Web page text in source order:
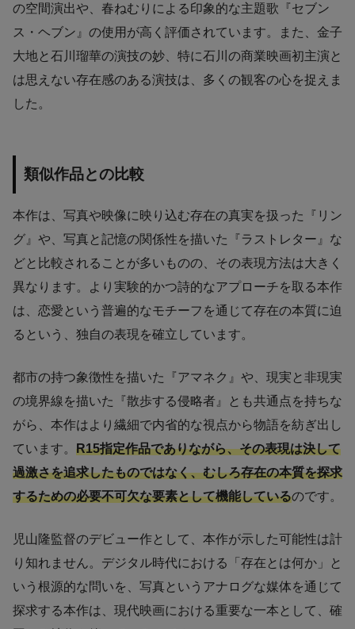
の空間演出や、春ねむりによる印象的な主題歌『セブン
ス・ヘブン』の使用が高く評価されています。また、金子
大地と石川瑠華の演技の妙、特に石川の商業映画初主演と
は思えない存在感のある演技は、多くの観客の心を捉えま
した。
類似作品との比較
本作は、写真や映像に映り込む存在の真実を扱った『リン
グ』や、写真と記憶の関係性を描いた『ラストレター』な
どと比較されることが多いものの、その表現方法は大きく
異なります。より実験的かつ詩的なアプローチを取る本作
は、恋愛という普遍的なモチーフを通じて存在の本質に迫
るという、独自の表現を確立しています。
都市の持つ象徴性を描いた『アマネク』や、現実と非現実
の境界線を描いた『散歩する侵略者』とも共通点を持ちな
がら、本作はより繊細で内省的な視点から物語を紡ぎ出し
ています。 R15指定作品でありながら、その表現は決して
過激さを追求したものではなく、むしろ存在の本質を探求
するための必要不可欠な要素として機能しているのです。
児山隆監督のデビュー作として、本作が示した可能性は計
り知れません。デジタル時代における「存在とは何か」と
いう根源的な問いを、写真というアナログな媒体を通じて
探求する本作は、現代映画における重要な一本として、確